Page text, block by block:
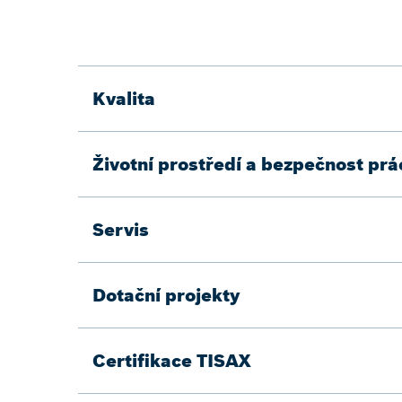
Kvalita
Životní prostředí a bezpečnost
Servis
Dotační projekty
Certifikace TISAX